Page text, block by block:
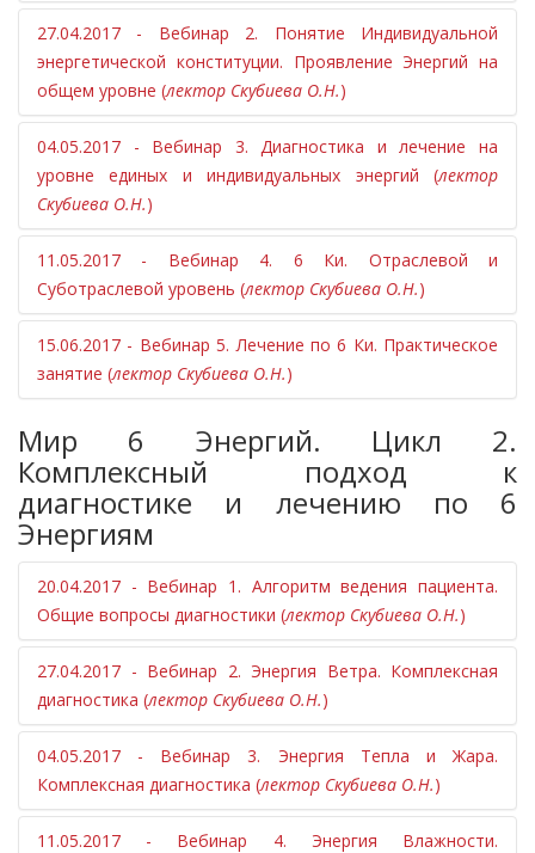
для лечения заболеваний звеньев
клеточного иммунитета.
Классификация гуморального иммунитета.
Построение триначальных цепочек для лечения
заболеваний звеньев гуморального иммунитета.
Понятие Энергии, виды энергетических систем.
Законы триначалья, пяти первоэлементов, инь
ян, проекция энергетических точек на кисти.
Проявление 6 Энергий в норме и в патологии.
27.04.2017 - Вебинар 2. Понятие Индивидуальной
энергетической конституции. Проявление Энергий на
общем уровне (лектор Скубиева О.Н.)
Понятие Индивидуальной энергетической
конституции.
Типы конституций.
Лечение по доминирующей энергии и по
конституции.
Осевые конституции.
Уровни поражения.
Одновременное сосуществование осевых и
пятипервоэлементных конституций.
Примеры.
Лечение по 6 Энергиям в разных энергетических
системах.
04.05.2017 - Вебинар 3. Диагностика и лечение на
уровне единых и индивидуальных энергий (лектор
Скубиева О.Н.)
11.05.2017 - Вебинар 4. 6 Ки. Отраслевой и
Суботраслевой уровень (лектор Скубиева О.Н.)
Проявление 6 энергий на более тонком уровне.
Частный характер поражения.
Отраслевые энергии.
Заболевания.
Лечение по отраслевым и суботраслевым
энергиям.
Диагностика уровней поражения.
Способы воздействия.
15.06.2017 - Вебинар 5. Лечение по 6 Ки. Практическое
занятие (лектор Скубиева О.Н.)
Диагностика и лечение по основным, отраслевым
и суботраслевым энергиям с использованием
различных энергетических систем.
Показания для использования той или иной
системы.
Клинические примеры.
Правила работы с энергиями.
Состояние врача.
Отношение к болезни и к пациенту.
Понятие энергетической защиты.
Мир 6 Энергий. Цикл 2.
Комплексный подход к
диагностике и лечению по 6
Энергиям
20.04.2017 - Вебинар 1. Алгоритм ведения пациента.
Общие вопросы диагностики (лектор Скубиева О.Н.)
27.04.2017 - Вебинар 2. Энергия Ветра. Комплексная
диагностика (лектор Скубиева О.Н.)
04.05.2017 - Вебинар 3. Энергия Тепла и Жара.
Комплексная диагностика (лектор Скубиева О.Н.)
11.05.2017 - Вебинар 4. Энергия Влажности.